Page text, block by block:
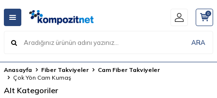
ARA
0
Anasayfa Fiber Takviyeler
Cam Fiber Takviyeler
Çok Yön Cam Kumaş
Alt Kategoriler